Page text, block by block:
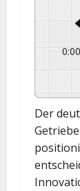
0:00
Der